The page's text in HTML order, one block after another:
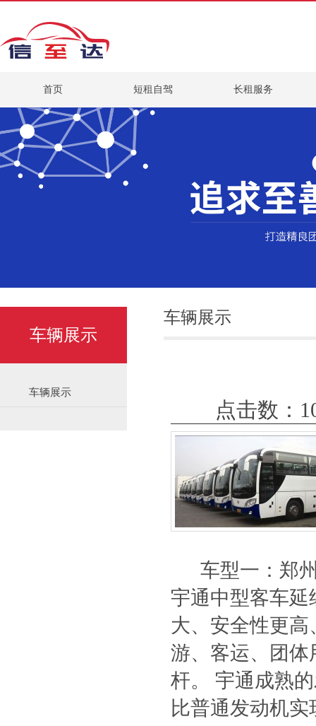
首页 短租自驾 长租服务
车辆展示
车辆展示
车辆展示
点击数：
车型一：郑州
宇通中型客车延
大、安全性更
游、客运、团
杆。 宇通成熟
比普通发动机